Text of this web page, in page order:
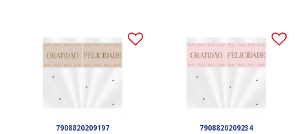
7908820209197 7908820209234